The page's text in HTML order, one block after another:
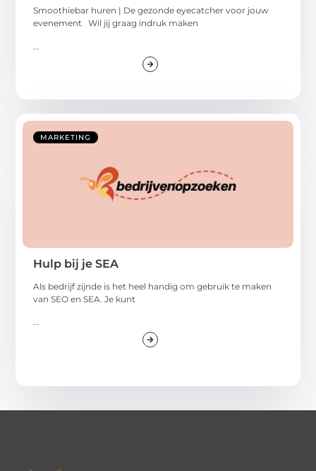
Smoothiebar huren | De gezonde eyecatcher voor jouw
evenement Wil jij graag indruk maken
MARKETING
Hulp bij je SEA
Als bedrijf zijnde is het heel handig om gebruik te maken
van SEO en SEA. Je kunt
...